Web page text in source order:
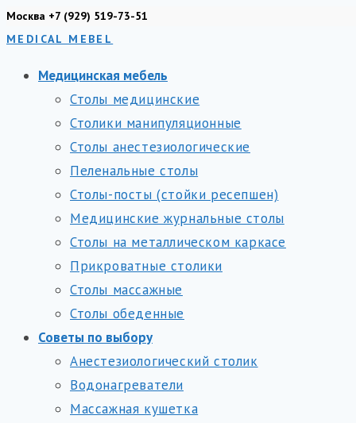
Перейти
к
Москва +7 (929) 519-73-51
MEDICAL MEBEL
Медицинская мебель
Столы медицинские
Столики манипуляционные
Столы анестезиологические
Пеленальные столы
Столы-посты (стойки ресепшен)
Медицинские журнальные столы
Столы на металлическом каркасе
Прикроватные столики
Столы массажные
Столы обеденные
Советы по выбору
Анестезиологический столик
Водонагреватели
Массажная кушетка